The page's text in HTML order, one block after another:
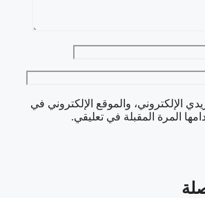
الإلكتروني، والموقع الإلكتروني في
المرة المقبلة في تعليقي.